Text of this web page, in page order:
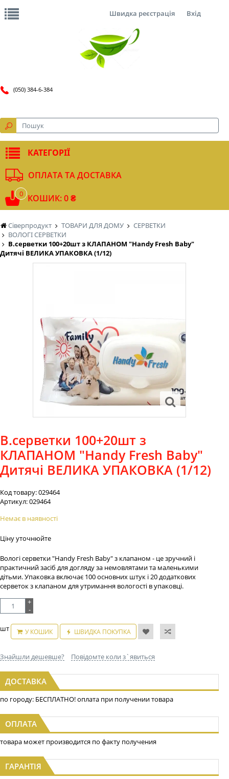
Сіверпродукт ТОВАРИ ДЛЯ ДОМУ
СЕРВЕТКИ
ВОЛОГІ СЕРВЕТКИ
В.серветки 100+20шт з КЛАПАНОМ "Handy Fresh Baby"
Дитячі ВЕЛИКА УПАКОВКА (1/12)
В.серветки 100+20шт з
КЛАПАНОМ "Handy Fresh Baby"
Дитячі ВЕЛИКА УПАКОВКА (1/12)
Код товару:029464
Артикул:029464
Немає в наявності
Ціну уточнюйте
Вологі серветки "Handy Fresh Baby" з клапаном - це зручний і
практичний засіб для догляду за немовлятами та маленькими
дітьми. Упаковка включає 100 основних штук і 20 додаткових
серветок з клапаном для утримання вологості в упаковці.
+
-
шт У КОШИК ШВИДКА ПОКУПКА
Знайшли дешевше? Повідомте коли з`явиться
ДОСТАВКА
по городу: БЕСПЛАТНО! оплата при получении товара
ОПЛАТА
товара может производится по факту получения
ГАРАНТІЯ
Швидка реєстрація Вхід
(050) 384-6-384
КАТЕГОРІЇ
ОПЛАТА ТА ДОСТАВКА
0 КОШИК: 0 ₴